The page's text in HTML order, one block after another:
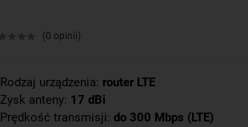
(0 opinii)
Rodzaj urządzenia: router LTE
Zysk anteny: 17 dBi
Prędkość transmisji: do 300 Mbps (LTE)